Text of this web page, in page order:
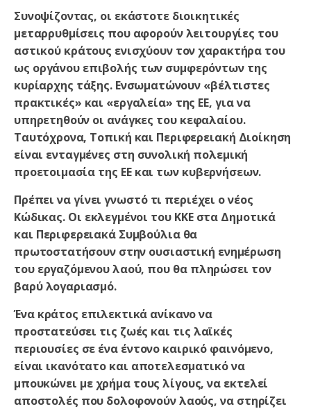
Συνοψίζοντας, οι εκάστοτε διοικητικές
μεταρρυθμίσεις που αφορούν λειτουργίες του
αστικού κράτους ενισχύουν τον χαρακτήρα του
ως οργάνου επιβολής των συμφερόντων της
κυρίαρχης τάξης. Ενσωματώνουν «βέλτιστες
πρακτικές» και «εργαλεία» της ΕΕ, για να
υπηρετηθούν οι ανάγκες του κεφαλαίου.
Ταυτόχρονα, Τοπική και Περιφερειακή Διοίκηση
είναι ενταγμένες στη συνολική πολεμική
προετοιμασία της ΕΕ και των κυβερνήσεων.
Πρέπει να γίνει γνωστό τι περιέχει ο νέος
Κώδικας. Οι εκλεγμένοι του ΚΚΕ στα Δημοτικά
και Περιφερειακά Συμβούλια θα
πρωτοστατήσουν στην ουσιαστική ενημέρωση
του εργαζόμενου λαού, που θα πληρώσει τον
βαρύ λογαριασμό.
Ένα κράτος επιλεκτικά ανίκανο να
προστατεύσει τις ζωές και τις λαϊκές
περιουσίες σε ένα έντονο καιρικό φαινόμενο,
είναι ικανότατο και αποτελεσματικό να
μπουκώνει με χρήμα τους λίγους, να εκτελεί
αποστολές που δολοφονούν λαούς, να στηρίζει